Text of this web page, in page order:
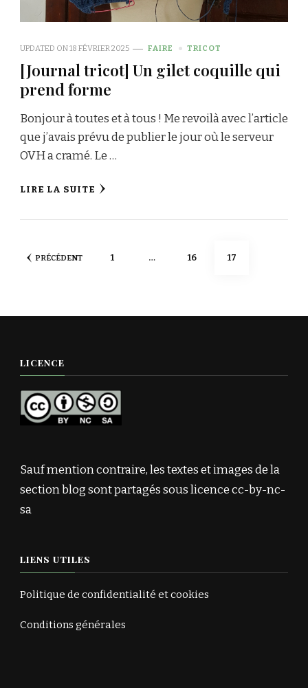
UPDATED ON18 FÉVRIER 2025 FAIRE TRICOT
[Journal tricot] Un gilet coquille qui
prend forme
Bonjour à toutes et à tous ! Me revoilà avec l’article
que j’avais prévu de publier le jour où le serveur
OVH a cramé. Le …
LIRE LA SUITE
Pagination
PRÉCÉDENT PAGE
1 … PAGE
16 PAGE
17
LICENCE
Sauf mention contraire, les textes et images de la
section blog sont partagés sous licence cc-by-nc-
sa
LIENS UTILES
Politique de confidentialité et cookies
Conditions générales